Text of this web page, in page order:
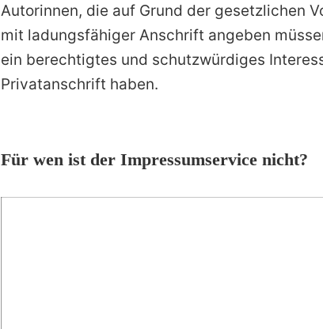
Autorinnen, die auf Grund der gesetzlichen
mit ladungsfähiger Anschrift angeben
ein berechtigtes und schutzwürdiges
Privatanschrift haben.
Für wen ist der Impressumservice nicht?